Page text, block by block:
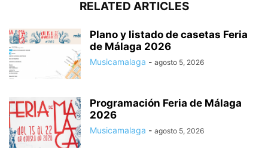
RELATED ARTICLES
Plano y listado de casetas Feria
de Málaga 2026
Musicamalaga - agosto 5, 2026
Programación Feria de Málaga
2026
Musicamalaga - agosto 5, 2026